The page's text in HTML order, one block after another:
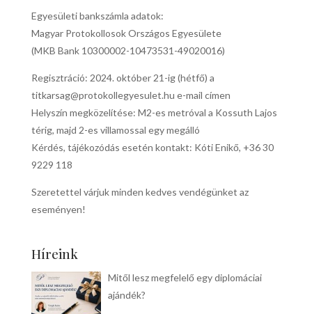
Egyesületi bankszámla adatok:
Magyar Protokollosok Országos Egyesülete
(MKB Bank 10300002-10473531-49020016)
Regisztráció: 2024. október 21-ig (hétfő) a
titkarsag@protokollegyesulet.hu e-mail címen
Helyszín megközelítése: M2-es metróval a Kossuth Lajos
térig, majd 2-es villamossal egy megálló
Kérdés, tájékozódás esetén kontakt: Kóti Enikő, +36 30
9229 118
Szeretettel várjuk minden kedves vendégünket az
eseményen!
Híreink
Mitől lesz megfelelő egy diplomáciai
ajándék?